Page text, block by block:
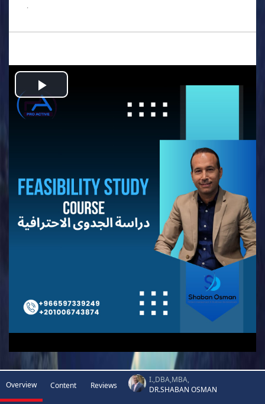
.
Play
Overview Content Reviews
I.,DBA,MBA,
DR.SHABAN OSMAN